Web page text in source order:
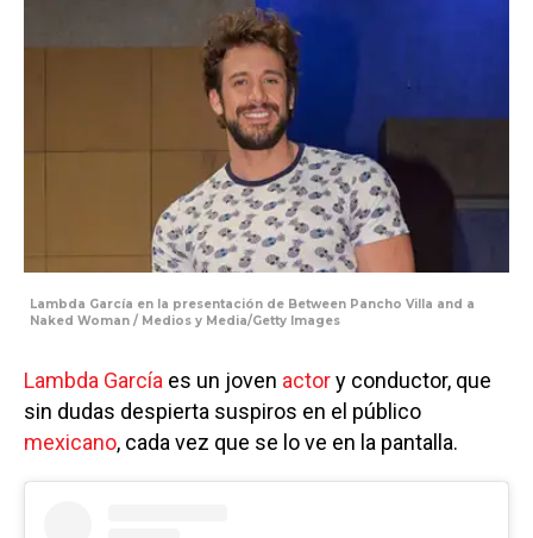
Lambda García en la presentación de Between Pancho Villa and a
Naked Woman / Medios y Media/Getty Images
Lambda García es un joven actory conductor, que
sin dudas despierta suspiros en el público
mexicano, cada vez que se lo ve en la pantalla.